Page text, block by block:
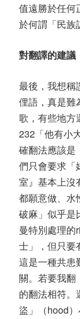
值遠勝於任何
於何謂「民族
對翻譯的建議
最後，我想稱
俚語，真是難
歌，有些地方
232「他有小
確翻法應該是
們只會要求「
室』基本上沒
都願意做、水
破麻」似乎是
曼特別處理的
士」，但只要
這是一種共患
關。若要我翻
的翻法相符。
盜」（hood